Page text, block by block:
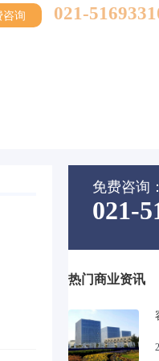
询 021-
免费咨询：
021-
热门商业资讯